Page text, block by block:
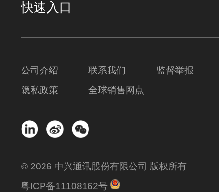
快速入口
公司介绍 联系我们
监督举报
隐私政策
全球销售网点
© 2026 中兴通讯股份有限公司 版权所有
粤ICP备11108162号